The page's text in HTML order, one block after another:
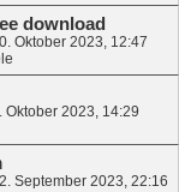
download
Oktober 2023, 12:47
Oktober 2023, 14:29
September 2023, 22:16